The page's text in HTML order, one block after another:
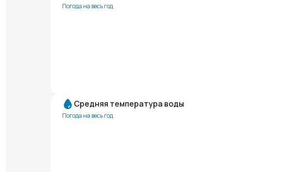
Погода на весь год
Средняя температура воды
Погода на весь год